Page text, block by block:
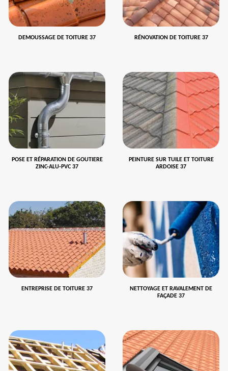
DEMOUSSAGE DE TOITURE 37 RÉNOVATION DE TOITURE 37
POSE ET RÉPARATION DE GOUTIERE
ZINC-ALU-PVC 37
PEINTURE SUR TUILE ET TOITURE
ARDOISE 37
ENTREPRISE DE TOITURE 37
NETTOYAGE ET RAVALEMENT DE
FAÇADE 37